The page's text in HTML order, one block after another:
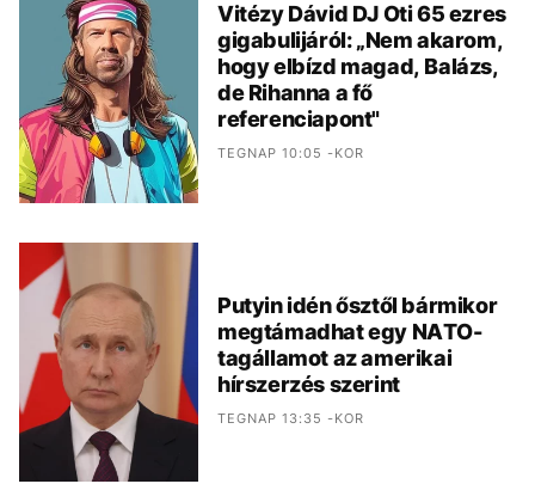
Vitézy Dávid DJ Oti 65 ezres
gigabulijáról: „Nem akarom,
hogy elbízd magad, Balázs,
de Rihanna a fő
referenciapont"
TEGNAP 10:05 -KOR
Putyin idén ősztől bármikor
megtámadhat egy NATO-
tagállamot az amerikai
hírszerzés szerint
TEGNAP 13:35 -KOR